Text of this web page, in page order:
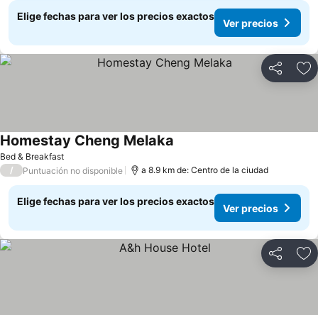
Elige fechas para ver los precios exactos
Ver precios
Compartir
Bed & Breakfast
Homestay Cheng Melaka
/ Puntuación no disponible a 8.9 km de: Centro de la ciudad
Elige fechas para ver los precios exactos
Ver precios
Compartir